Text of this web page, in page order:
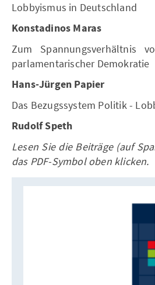
Lobbyismus in Deutschland
Konstadinos Maras
Zum Spannungsverhältnis
parlamentarischer Demokratie
Hans-Jürgen Papier
Das Bezugssystem Politik -
Rudolf Speth
Lesen Sie die Beiträge (auf
das PDF-Symbol oben klicken.